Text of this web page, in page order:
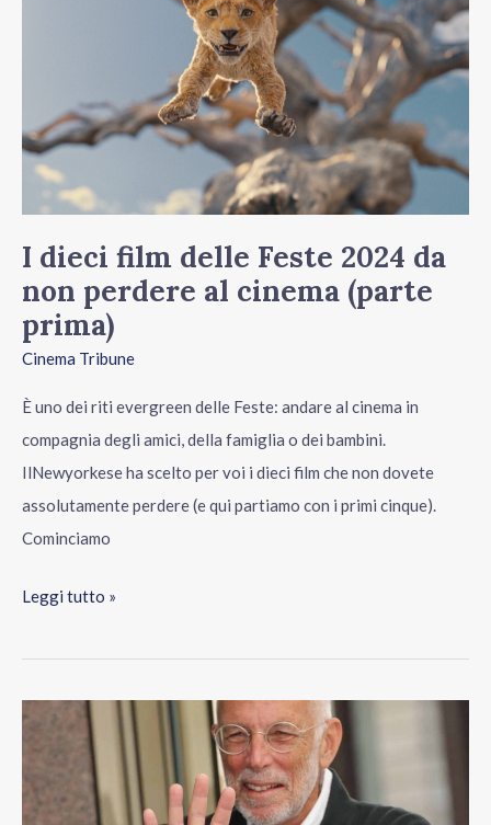
I dieci film delle Feste 2024 da
non perdere al cinema (parte
prima)
Cinema Tribune
È uno dei riti evergreen delle Feste: andare al cinema in
compagnia degli amici, della famiglia o dei bambini.
IlNewyorkese ha scelto per voi i dieci film che non dovete
assolutamente perdere (e qui partiamo con i primi cinque).
Cominciamo
non
perdere
(parte
prima)
Leggi tutto »
In
Italia
esce
Napoli